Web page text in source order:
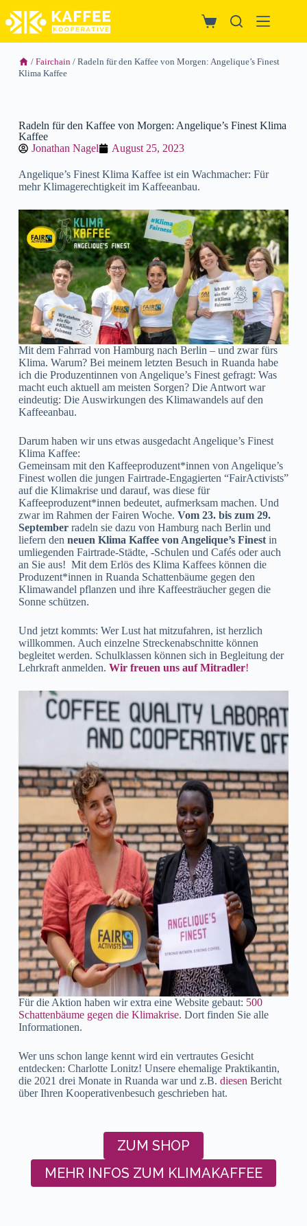
/ Fairchain/ Radeln für den Kaffee von Morgen: Angelique’s Finest
Klima Kaffee
Radeln für den Kaffee von Morgen: Angelique’s Finest Klima
Kaffee
Jonathan Nagel
August 25, 2023
Angelique’s Finest Klima Kaffee ist ein Wachmacher: Für
mehr Klimagerechtigkeit im Kaffeeanbau.
Mit dem Fahrrad von Hamburg nach Berlin – und zwar fürs
Klima. Warum? Bei meinem letzten Besuch in Ruanda habe
ich die Produzentinnen von Angelique’s Finest gefragt: Was
macht euch aktuell am meisten Sorgen? Die Antwort war
eindeutig: Die Auswirkungen des Klimawandels auf den
Kaffeeanbau.
Darum haben wir uns etwas ausgedacht Angelique’s Finest
Klima Kaffee:
Gemeinsam mit den Kaffeeproduzent*innen von Angelique’s
Finest wollen die jungen Fairtrade-Engagierten “FairActivists”
auf die Klimakrise und darauf, was diese für
Kaffeeproduzent*innen bedeutet, aufmerksam machen. Und
zwar im Rahmen der Fairen Woche. Vom 23. bis zum 29.
Septemberradeln sie dazu von Hamburg nach Berlin und
liefern den neuen Klima Kaffee von Angelique’s Finestin
umliegenden Fairtrade-Städte, -Schulen und Cafés oder auch
an Sie aus! Mit dem Erlös des Klima Kaffees können die
Produzent*innen in Ruanda Schattenbäume gegen den
Klimawandel pflanzen und ihre Kaffeesträucher gegen die
Sonne schützen.
Und jetzt kommts: Wer Lust hat mitzufahren, ist herzlich
willkommen. Auch einzelne Streckenabschnitte können
begleitet werden. Schulklassen können sich in Begleitung der
Lehrkraft anmelden. Wir freuen uns auf Mitradler!
Für die Aktion haben wir extra eine Website gebaut: 500
Schattenbäume gegen die Klimakrise. Dort finden Sie alle
Informationen.
Wer uns schon lange kennt wird ein vertrautes Gesicht
entdecken: Charlotte Lonitz! Unsere ehemalige Praktikantin,
die 2021 drei Monate in Ruanda war und z.B. diesen Bericht
über Ihren Kooperativenbesuch geschrieben hat.
ZUM SHOP
MEHR INFOS ZUM KLIMAKAFFEE